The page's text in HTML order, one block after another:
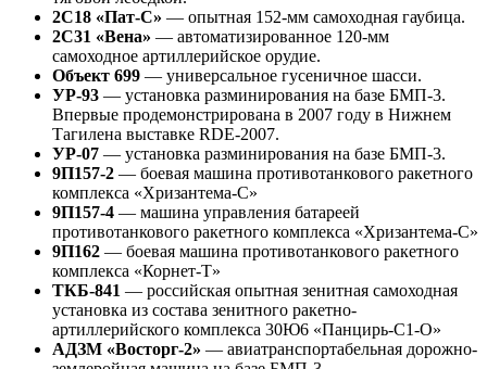
2С18 «Пат-С» — опытная 152-мм самоходная гаубица.
2С31 «Вена» — автоматизированное 120-мм
самоходное артиллерийское орудие.
Объект 699 — универсальное гусеничное шасси.
УР-93 — установка разминирования на базе БМП-3.
Впервые продемонстрирована в 2007 году в Нижнем
Тагилена выставке RDE-2007.
УР-07 — установка разминирования на базе БМП-3.
9П157-2 — боевая машина противотанкового ракетного
комплекса «Хризантема-С»
9П157-4 — машина управления батареей
противотанкового ракетного комплекса «Хризантема-С»
9П162 — боевая машина противотанкового ракетного
комплекса «Корнет-Т»
ТКБ-841 — российская опытная зенитная самоходная
установка из состава зенитного ракетно-
артиллерийского комплекса 30Ю6 «Панцирь-С1-О»
АДЗМ «Восторг-2» — авиатранспортабельная дорожно-